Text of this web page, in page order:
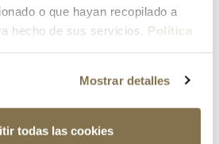
o que hayan recopilado a
hecho de sus servicios. Política
Mostrar detalles
todas las cookies